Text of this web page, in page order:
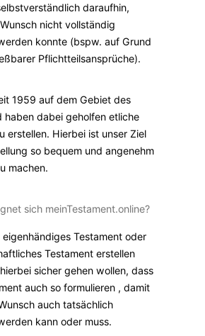
daraufhin,
nicht vollständig
konnte (bspw. auf Grund
Pflichtteilsansprüche).
1959 auf dem Gebiet des
haben dabei geholfen etliche
erstellen. Hierbei ist unser Ziel
so bequem und angenehm
machen.
sich meinTestament.online?
eigenhändiges Testament oder
Testament erstellen
sicher gehen wollen, dass
auch so formulieren , damit
auch tatsächlich
kann oder muss.